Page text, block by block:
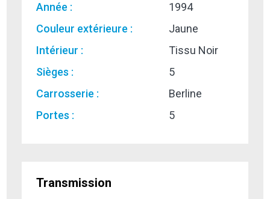
Année :
1994
Couleur extérieure :
Jaune
Intérieur :
Tissu Noir
Sièges :
5
Carrosserie :
Berline
Portes :
5
Transmission